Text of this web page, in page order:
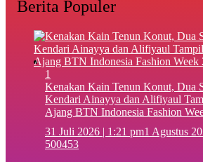
Berita Populer
1
‎Kenakan Kain Tenun Konut, Dua
Kendari Ainayya dan Alifiyaul
Ajang BTN Indonesia Fashion
31 Juli 2026 | 1:21 pm1 Agustus
500453